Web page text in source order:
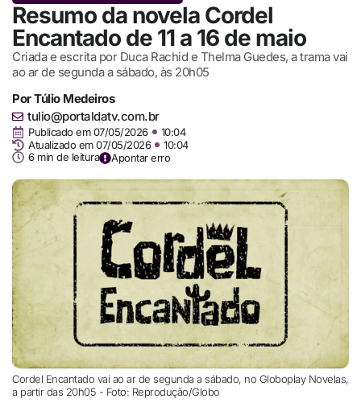
Resumo da novela Cordel
Encantado de 11 a 16 de maio
Criada e escrita por Duca Rachid e Thelma Guedes, a trama vai
ao ar de segunda a sábado, às 20h05
PorTúlio Medeiros
tulio@portaldatv.com.br
Publicado em 07/05/2026
10:04
Atualizado em 07/05/2026
10:04
6 min de leitura
Apontar erro
Cordel Encantado vai ao ar de segunda a sábado, no Globoplay Novelas,
a partir das 20h05 - Foto: Reprodução/Globo